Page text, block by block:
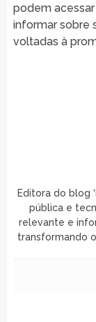
podem
informar sobre
voltadas à
Editora do blog
pública e
relevante e
transformando